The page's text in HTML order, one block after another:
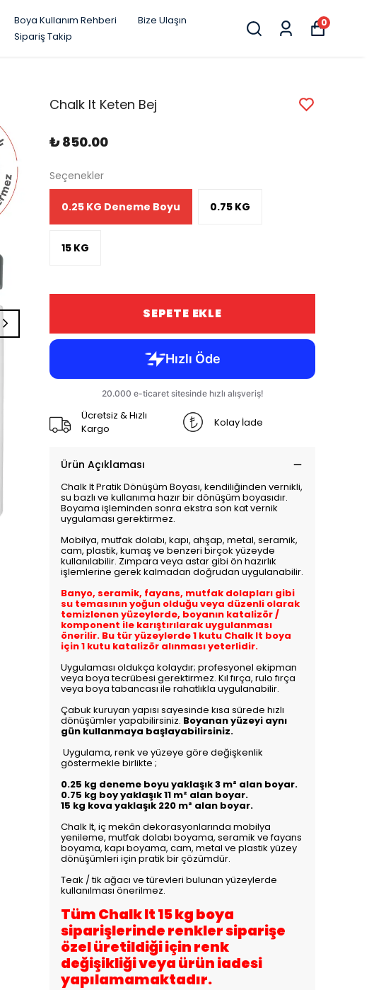
Boya Kullanım Rehberi
Bize Ulaşın
Sipariş Takip
0
Chalk It Keten Bej
₺ 850.00
Seçenekler
0.25 KG Deneme Boyu 0.75 KG
15 KG
SEPETE EKLE
Ücretsiz & Hızlı
Kargo
Kolay İade
Ürün Açıklaması
Chalk It Pratik Dönüşüm Boyası, kendiliğinden vernikli,
su bazlı ve kullanıma hazır bir dönüşüm boyasıdır.
Boyama işleminden sonra ekstra son kat vernik
uygulaması gerektirmez.
Mobilya, mutfak dolabı, kapı, ahşap, metal, seramik,
cam, plastik, kumaş ve benzeri birçok yüzeyde
kullanılabilir. Zımpara veya astar gibi ön hazırlık
işlemlerine gerek kalmadan doğrudan uygulanabilir.
Banyo, seramik, fayans, mutfak dolapları gibi
su temasının yoğun olduğu veya düzenli olarak
temizlenen yüzeylerde, boyanın katalizör /
komponent ile karıştırılarak uygulanması
önerilir. Bu tür yüzeylerde 1 kutu Chalk It boya
için 1 kutu katalizör alınması yeterlidir.
Uygulaması oldukça kolaydır; profesyonel ekipman
veya boya tecrübesi gerektirmez. Kıl fırça, rulo fırça
veya boya tabancası ile rahatlıkla uygulanabilir.
Çabuk kuruyan yapısı sayesinde kısa sürede hızlı
dönüşümler yapabilirsiniz. Boyanan yüzeyi aynı
gün kullanmaya başlayabilirsiniz.
Uygulama, renk ve yüzeye göre değişkenlik
göstermekle birlikte ;
0.25 kg deneme boyu yaklaşık 3 m² alan boyar.
0.75 kg boy yaklaşık 11 m² alan boyar.
15 kg kova yaklaşık 220 m² alan boyar.
Chalk It, iç mekân dekorasyonlarında mobilya
yenileme, mutfak dolabı boyama, seramik ve fayans
boyama, kapı boyama, cam, metal ve plastik yüzey
dönüşümleri için pratik bir çözümdür.
Teak / tik ağacı ve türevleri bulunan yüzeylerde
kullanılması önerilmez.
Tüm Chalk It 15 kg boya
siparişlerinde renkler siparişe
özel üretildiği için renk
değişikliği veya ürün iadesi
yapılamamaktadır.